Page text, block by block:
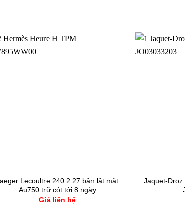
Lecoultre 240.2.27 bản lật mặt
Au750 trữ cót tới 8 ngày
Giá liên hệ
Jaquet-Droz